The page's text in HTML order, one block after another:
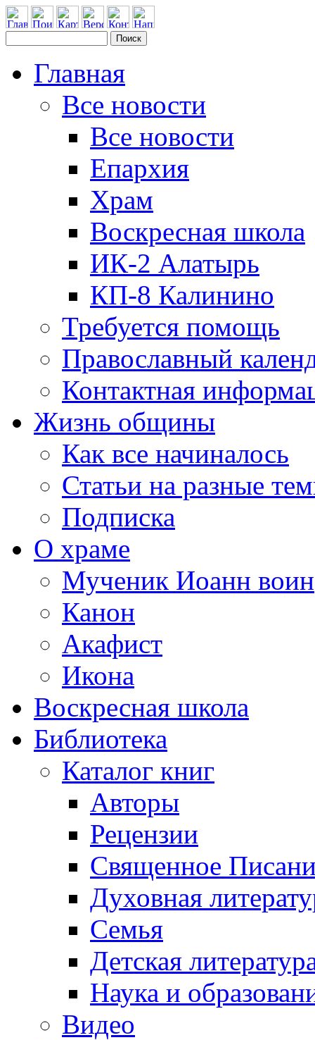
Главная
Все новости
Все новости
Епархия
Храм
Воскресная школа
ИК-2 Алатырь
КП-8 Калинино
Требуется помощь
Православный
Контактная
Жизнь общины
Как все начиналось
Статьи на разные
Подписка
О храме
Мученик Иоанн воин
Канон
Акафист
Икона
Воскресная школа
Библиотека
Каталог книг
Авторы
Рецензии
Священное
Духовная
Семья
Детская
Наука и
Видео